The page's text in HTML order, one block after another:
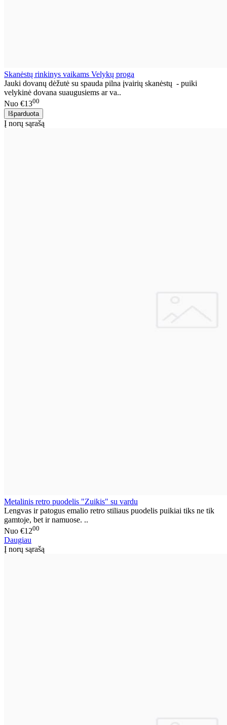
Skanėstų rinkinys vaikams Velykų proga
Jauki dovanų dėžutė su spauda pilna įvairių skanėstų - puiki
velykinė dovana suaugusiems ar va..
Nuo €1300
Į norų sąrašą
Metalinis retro puodelis "Zuikis" su vardu
Lengvas ir patogus emalio retro stiliaus puodelis puikiai tiks ne tik
gamtoje, bet ir namuose. ..
Nuo €1200
Daugiau
Į norų sąrašą